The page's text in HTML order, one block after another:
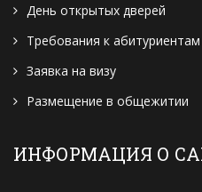
День открытых дверей
Требования к абитуриентам
Заявка на визу
Размещение в общежитии
ИНФОРМАЦИЯ О